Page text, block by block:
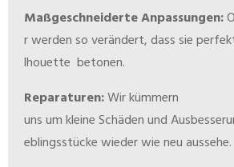
Maßgeschneiderte Anpassungen:O
rwerden soverändert,dass sieperfek
lhouette betonen.
Reparaturen:Wirkümmern
unsumkleineSchädenundAusbesseru
eblingsstückewiederwieneuaussehe.